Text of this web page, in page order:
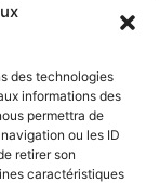
des technologies
informations des
permettra de
ou les ID
retirer son
caractéristiques